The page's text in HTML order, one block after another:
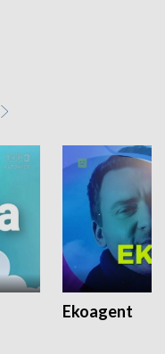
Ekoagent